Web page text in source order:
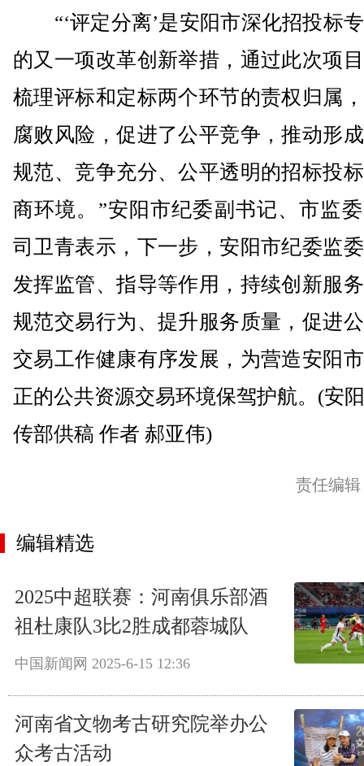
“‘评定分离’是安阳市深化招投标
的又一项改革创新举措，通过此次项
梳理评标和定标两个环节的责权归属
腐败风险，促进了公平竞争，推动形
规范、竞争充分、公平透明的招标投
商环境。”安阳市纪委副书记、市监
司卫青表示，下一步，安阳市纪委监
发挥监管、指导等作用，持续创新服
规范交易行为、提升服务质量，促进
交易工作健康有序发展，为营造安阳
正的公共资源交易环境保驾护航。(安
传部供稿 作者 郝亚伟)
责任编
编辑精选
2025中超联赛：河南俱乐部酒
祖杜康队3比2胜成都蓉城队
中国新闻网 2025-6-15 12:36
河南省文物考古研究院举办公
众考古活动